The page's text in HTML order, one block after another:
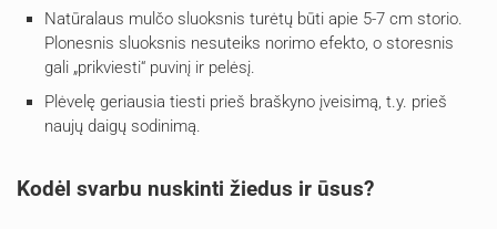
Natūralaus mulčo sluoksnis turėtų būti apie 5-7 cm storio.
Plonesnis sluoksnis nesuteiks norimo efekto, o storesnis
gali „prikviesti“ puvinį ir pelėsį.
Plėvelę geriausia tiesti prieš braškyno įveisimą, t.y. prieš
naujų daigų sodinimą.
Kodėl svarbu nuskinti žiedus ir ūsus?